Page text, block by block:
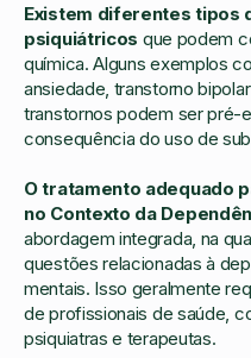
Existem diferentes tipos
psiquiátricos que podem
química. Alguns exemplos
ansiedade, transtorno
transtornos podem ser pré-
consequência do uso de
O tratamento adequado
no Contexto da
abordagem integrada, na
questões relacionadas à
mentais. Isso geralmente
de profissionais de saúde,
psiquiatras e terapeutas.